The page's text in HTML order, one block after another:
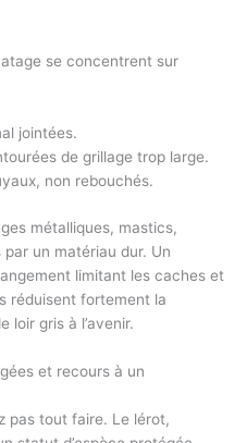
se concentrent sur
jointées.
de grillage trop large.
non rebouchés.
métalliques, mastics,
un matériau dur. Un
limitant les caches et
réduisent fortement la
loir gris à l’avenir.
et recours à un
pas tout faire. Le lérot,